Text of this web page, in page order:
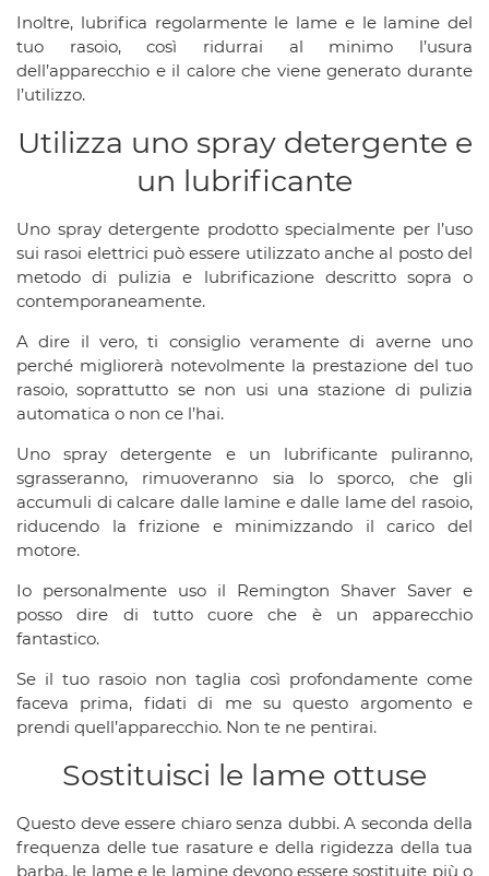
Inoltre, lubrifica regolarmente le lame e le lamine del
tuo rasoio, così ridurrai al minimo l’usura
dell’apparecchio e il calore che viene generato durante
l’utilizzo.
Utilizza uno spray detergente e
un lubrificante
Uno spray detergente prodotto specialmente per l’uso
sui rasoi elettrici può essere utilizzato anche al posto del
metodo di pulizia e lubrificazione descritto sopra o
contemporaneamente.
A dire il vero, ti consiglio veramente di averne uno
perché migliorerà notevolmente la prestazione del tuo
rasoio, soprattutto se non usi una stazione di pulizia
automatica o non ce l’hai.
Uno spray detergente e un lubrificante puliranno,
sgrasseranno, rimuoveranno sia lo sporco, che gli
accumuli di calcare dalle lamine e dalle lame del rasoio,
riducendo la frizione e minimizzando il carico del
motore.
Io personalmente uso il Remington Shaver Saver e
posso dire di tutto cuore che è un apparecchio
fantastico.
Se il tuo rasoio non taglia così profondamente come
faceva prima, fidati di me su questo argomento e
prendi quell’apparecchio. Non te ne pentirai.
Sostituisci le lame ottuse
Questo deve essere chiaro senza dubbi. A seconda della
frequenza delle tue rasature e della rigidezza della tua
barba, le lame e le lamine devono essere sostituite più o